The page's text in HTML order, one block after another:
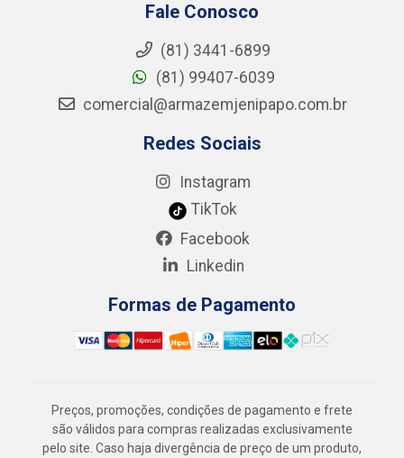
Fale Conosco
(81) 3441-6899
(81) 99407-6039
comercial@armazemjenipapo.com.br
Redes Sociais
Instagram
TikTok
Facebook
Linkedin
Formas de Pagamento
Preços, promoções, condições de pagamento e frete
são válidos para compras realizadas exclusivamente
pelo site. Caso haja divergência de preço de um produto,